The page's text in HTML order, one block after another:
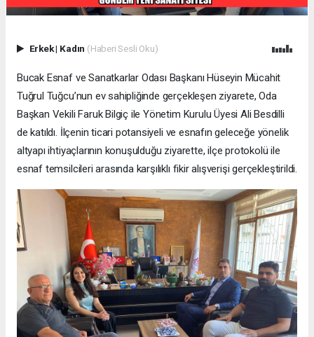
Erkek| Kadın (Haberi Sesli Oku)
Bucak Esnaf ve Sanatkarlar Odası Başkanı Hüseyin Mücahit
Tuğrul Tuğcu’nun ev sahipliğinde gerçekleşen ziyarete, Oda
Başkan Vekili Faruk Bilgiç ile Yönetim Kurulu Üyesi Ali Besdilli
de katıldı. İlçenin ticari potansiyeli ve esnafın geleceğe yönelik
altyapı ihtiyaçlarının konuşulduğu ziyarette, ilçe protokolü ile
esnaf temsilcileri arasında karşılıklı fikir alışverişi gerçekleştirildi.